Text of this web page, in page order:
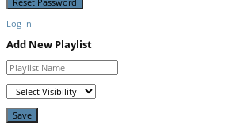
Log In
Add New Playlist